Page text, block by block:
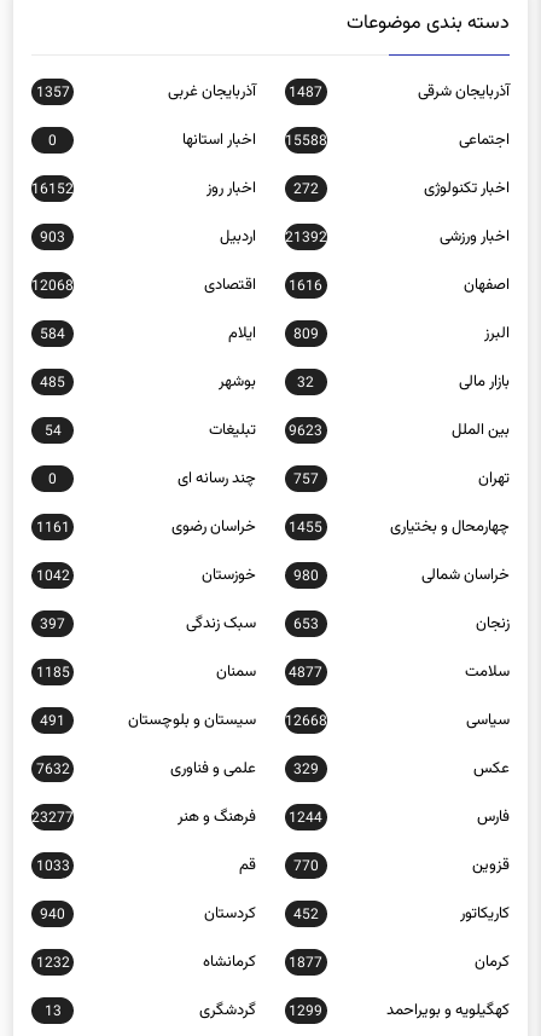
دسته بندی موضوعات
آذربایجان شرقی 1487 آذربایجان غربی 1357
اجتماعی 15588 اخبار استانها 0
اخبار تکنولوژی 272 اخبار روز 16152
اخبار ورزشی 21392 اردبیل 903
اصفهان 1616 اقتصادی 12068
البرز 809 ایلام 584
بازار مالی 32 بوشهر 485
بین الملل 9623 تبلیغات 54
تهران 757 چند رسانه ای 0
چهارمحال و بختیاری 1455 خراسان رضوی 1161
خراسان شمالی 980 خوزستان 1042
زنجان 653 سبک زندگی 397
سلامت 4877 سمنان 1185
سیاسی 12668 سیستان و بلوچستان 491
عکس 329 علمی و فناوری 7632
فارس 1244 فرهنگ و هنر 23277
قزوین 770 قم 1033
کاریکاتور 452 کردستان 940
کرمان 1877 کرمانشاه 1232
کهگیلویه و بویراحمد 1299 گردشگری 13